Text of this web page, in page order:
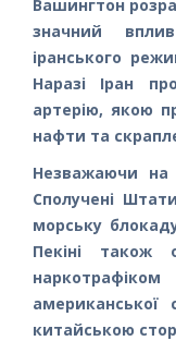
Вашингтон
значний
іранського
Наразі Іран
артерію, якою
нафти та
Незважаючи на
Сполучені
морську
Пекіні також
американської
китайською